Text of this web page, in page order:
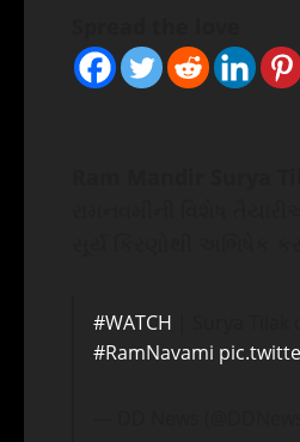
#WATCH
#RamNavami
— DD News